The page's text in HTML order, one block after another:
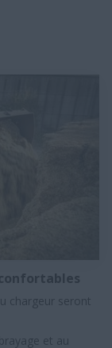
chargeur seront
et au